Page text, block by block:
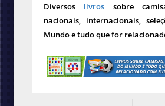
Diversos livros sobre
nacionais, internacionais,
Mundo e tudo que for